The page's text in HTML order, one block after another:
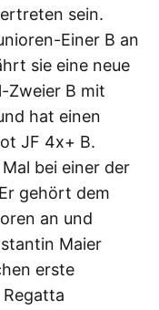
sein.
Einer B an
sie eine neue
Zweier B mit
hat einen
JF 4x+ B.
bei einer der
gehört dem
an und
Maier
erste